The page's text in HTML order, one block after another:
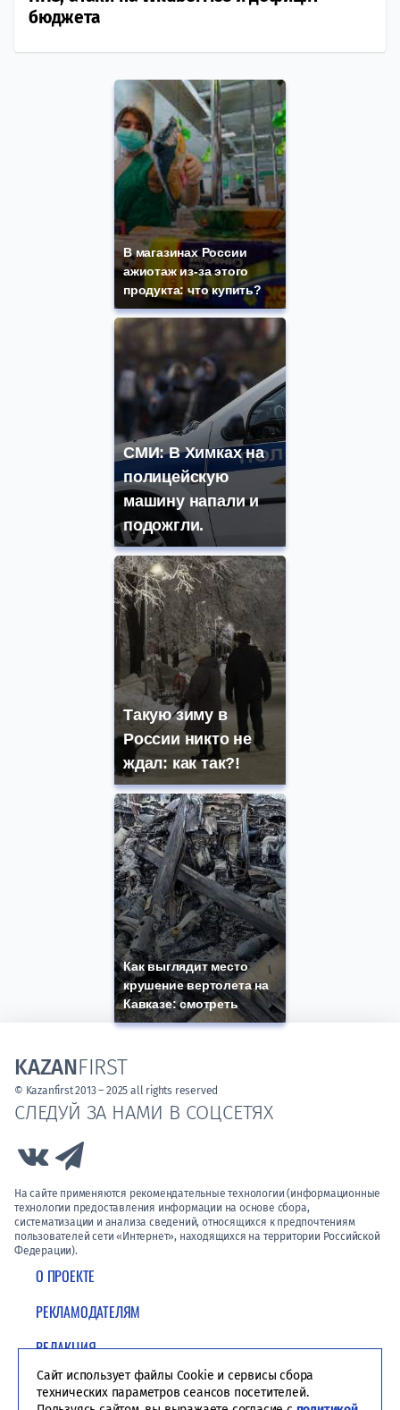
бюджета
В магазинах России
ажиотаж из-за этого
продукта: что купить?
СМИ: В Химках на
полицейскую
машину напали и
подожгли.
Такую зиму в
России никто не
ждал: как так?!
Как выглядит место
крушение вертолета на
Кавказе: смотреть
О ПРОЕКТЕ
РЕКЛАМОДАТЕЛЯМ
РЕДАКЦИЯ
ПОЛИТИКА КОНФИДЕНЦИАЛЬНОСТИ
СЛЕДУЙ ЗА НАМИ В СОЦСЕТЯХ
Link to Vk
На сайте применяются рекомендательные технологии (информационные
технологии предоставления информации на основе сбора,
систематизации и анализа сведений, относящихся к предпочтениям
пользователей сети «Интернет», находящихся на территории Российской
Федерации).
KAZANFIRST
© Kazanfirst 2013 – 2025 all rights reserved
Сайт использует файлы Cookie и сервисы сбора
технических параметров сеансов посетителей.